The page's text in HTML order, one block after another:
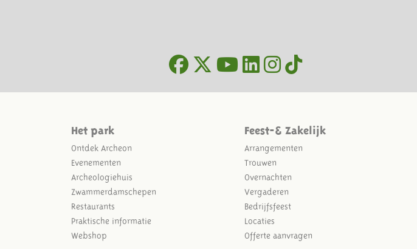
Het park
Ontdek Archeon
Evenementen
Archeologiehuis
Zwammerdamschepen
Restaurants
Praktische informatie
Webshop
Feest-& Zakelijk
Arrangementen
Trouwen
Overnachten
Vergaderen
Bedrijfsfeest
Locaties
Offerte aanvragen